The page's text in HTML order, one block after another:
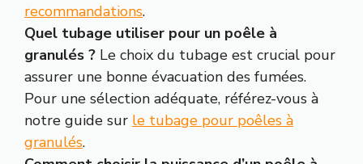
recommandations.
Quel tubage utiliser pour un poêle à
granulés ? Le choix du tubage est crucial pour
assurer une bonne évacuation des fumées.
Pour une sélection adéquate, référez-vous à
notre guide sur le tubage pour poêles à
granulés.